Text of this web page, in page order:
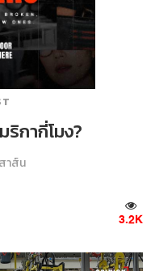
กากี่โมง?
าส์น
3.2K